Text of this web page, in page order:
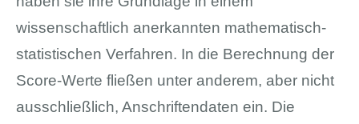
wissenschaftlich anerkannten mathematisch-
statistischen Verfahren. In die Berechnung der
Score-Werte fließen unter anderem, aber nicht
ausschließlich, Anschriftendaten ein. Die